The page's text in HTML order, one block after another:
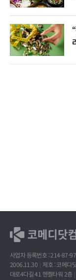
사업자 등록번호 : 214-87-
2006.11.30
제호 : 코메디
대로4다길 41 헨켈타워 2층